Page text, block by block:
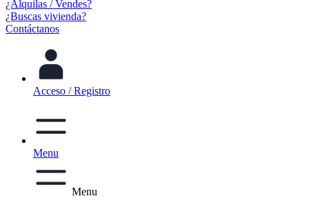
¿Alquilas / Vendes?
¿Buscas vivienda?
Contáctanos
Acceso / Registro
Menu
Menu